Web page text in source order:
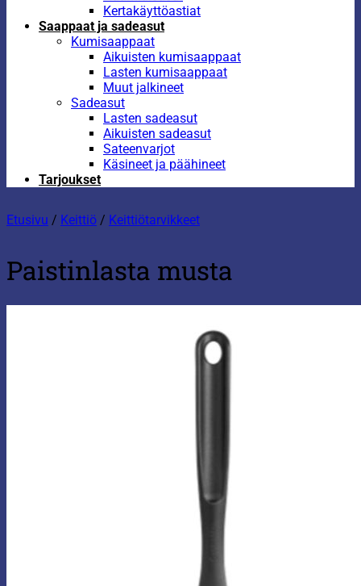
Kertakäyttöastiat
Saappaat ja sadeasut
Kumisaappaat
Aikuisten kumisaappaat
Lasten kumisaappaat
Muut jalkineet
Sadeasut
Lasten sadeasut
Aikuisten sadeasut
Sateenvarjot
Käsineet ja päähineet
Tarjoukset
Etusivu / Keittiö / Keittiötarvikkeet
Paistinlasta musta